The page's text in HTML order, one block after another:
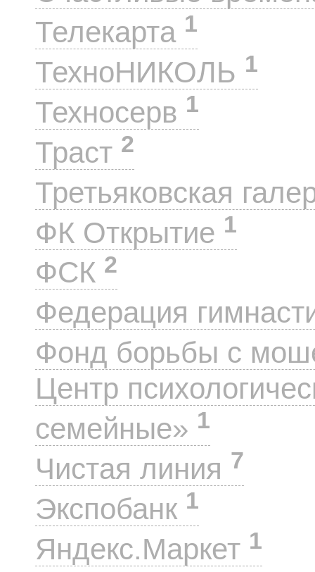
Телекарта 1
ТехноНИКОЛЬ 1
Техносерв 1
Траст 2
Третьяковская
ФК Открытие 1
ФСК 2
Федерация
Фонд борьбы с
Центр
семейные» 1
Чистая линия 7
Экспобанк 1
Яндекс.Маркет 1